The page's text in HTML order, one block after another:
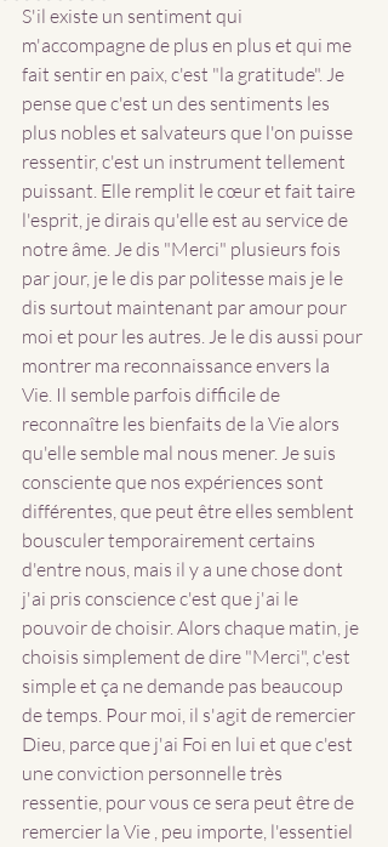
S'il existe un sentiment qui
m'accompagne de plus en plus et qui me
fait sentir en paix, c'est "la gratitude". Je
pense que c'est un des sentiments les
plus nobles et salvateurs que l'on puisse
ressentir, c'est un instrument tellement
puissant. Elle remplit le cœur et fait taire
l'esprit, je dirais qu'elle est au service de
notre âme. Je dis "Merci" plusieurs fois
par jour, je le dis par politesse mais je le
dis surtout maintenant par amour pour
moi et pour les autres. Je le dis aussi pour
montrer ma reconnaissance envers la
Vie. Il semble parfois difficile de
reconnaître les bienfaits de la Vie alors
qu'elle semble mal nous mener. Je suis
consciente que nos expériences sont
différentes, que peut être elles semblent
bousculer temporairement certains
d'entre nous, mais il y a une chose dont
j'ai pris conscience c'est que j'ai le
pouvoir de choisir. Alors chaque matin, je
choisis simplement de dire "Merci", c'est
simple et ça ne demande pas beaucoup
de temps. Pour moi, il s'agit de remercier
Dieu, parce que j'ai Foi en lui et que c'est
une conviction personnelle très
ressentie, pour vous ce sera peut être de
remercier la Vie , peu importe, l'essentiel